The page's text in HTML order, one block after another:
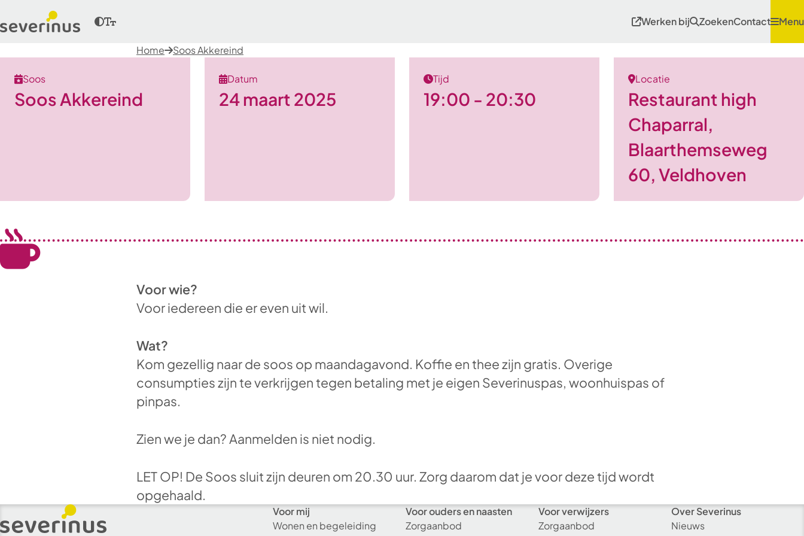
Werken bij ZoekenContact Menu
Home Soos Akkereind
Soos
Soos Akkereind
Datum
24 maart 2025
Tijd
19:00 - 20:30
Locatie
Restaurant high
Chaparral,
Blaarthemseweg
60, Veldhoven
Voor wie?
Voor iedereen die er even uit wil.
Wat?
Kom gezellig naar de soos op maandagavond. Koffie en thee zijn gratis. Overige
consumpties zijn te verkrijgen tegen betaling met je eigen Severinuspas, woonhuispas of
pinpas.
Zien we je dan? Aanmelden is niet nodig.
LET OP! De Soos sluit zijn deuren om 20.30 uur. Zorg daarom dat je voor deze tijd wordt
opgehaald.
Voor mij
Wonen en begeleiding
Voor ouders en naasten
Zorgaanbod
Voor verwijzers
Zorgaanbod
Over Severinus
Nieuws